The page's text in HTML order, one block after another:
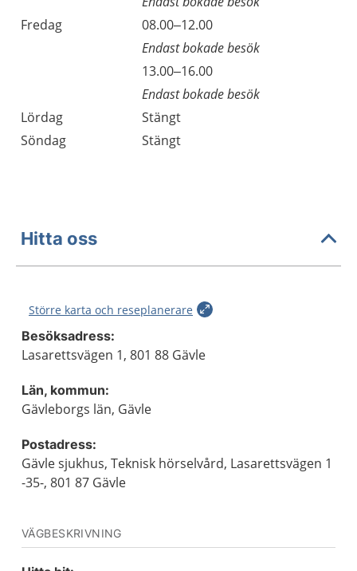
Fredag
08.00–12.00
Endast bokade besök
13.00–16.00
Endast bokade besök
Lördag
Stängt
Söndag
Stängt
Hitta oss
Större karta och reseplanerare
Besöksadress:
Lasarettsvägen 1, 801 88 Gävle
Län, kommun:
Gävleborgs län, Gävle
Postadress:
Gävle sjukhus, Teknisk hörselvård, Lasarettsvägen 1
-35-, 801 87 Gävle
VÄGBESKRIVNING